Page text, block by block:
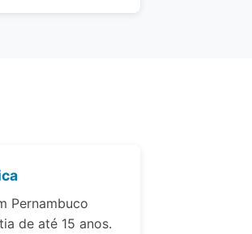
Pernambuco
de até 15 anos.